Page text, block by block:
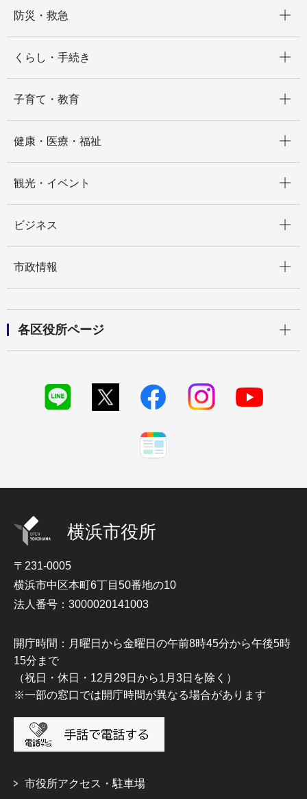
防災・救急
くらし・手続き
子育て・教育
健康・医療・福祉
観光・イベント
ビジネス
市政情報
各区役所ページ
横浜市役所
〒231-0005
横浜市中区本町6丁目50番地の10
法人番号：3000020141003
開庁時間：月曜日から金曜日の午前8時45分から午後5時
15分まで
（祝日・休日・12月29日から1月3日を除く）
※一部の窓口では開庁時間が異なる場合があります
市役所アクセス・駐車場